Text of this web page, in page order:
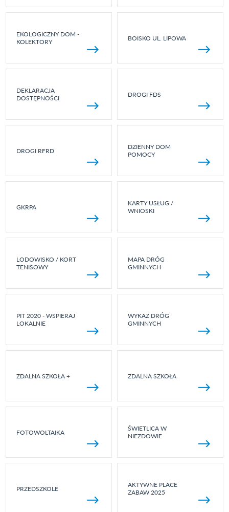
EKOLOGICZNY DOM -
KOLEKTORY
BOISKO UL. LIPOWA
DEKLARACJA
DOSTĘPNOŚCI
DROGI FDS
DROGI RFRD
DZIENNY DOM
POMOCY
GKRPA
KARTY USŁUG /
WNIOSKI
LODOWISKO / KORT
TENISOWY
MAPA DRÓG
GMINNYCH
PIT 2020 - WSPIERAJ
LOKALNIE
WYKAZ DRÓG
GMINNYCH
ZDALNA SZKOŁA + ZDALNA SZKOŁA
FOTOWOLTAIKA
ŚWIETLICA W
NIEZDOWIE
PRZEDSZKOLE
AKTYWNE PLACE
ZABAW 2025